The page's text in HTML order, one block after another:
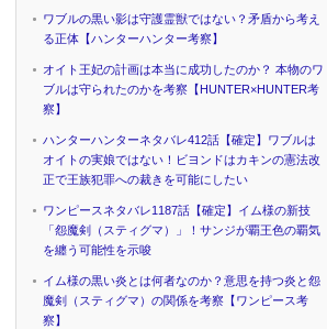
ワブルの黒い影は守護霊獣ではない？矛盾から考え
る正体【ハンターハンター考察】
オイト王妃の計画は本当に成功したのか？ 本物のワ
ブルは守られたのかを考察【HUNTER×HUNTER考
察】
ハンターハンターネタバレ412話【確定】ワブルは
オイトの実娘ではない！ビヨンドはカキンの憲法改
正で王族犯罪への裁きを可能にしたい
ワンピースネタバレ1187話【確定】イム様の新技
「怨魔剣（スティグマ）」！サンジが覇王色の覇気
を纏う可能性を示唆
イム様の黒い炎とは何者なのか？意思を持つ炎と怨
魔剣（スティグマ）の関係を考察【ワンピース考
察】